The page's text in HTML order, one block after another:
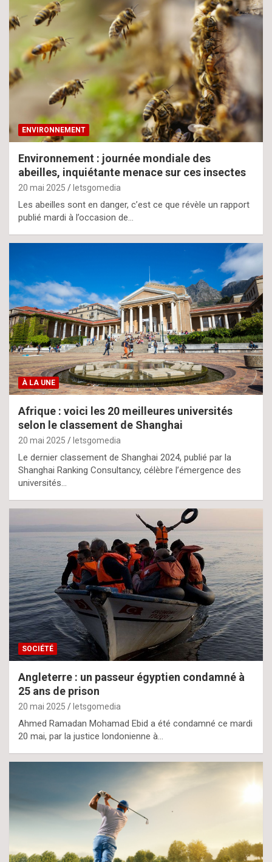
ENVIRONNEMENT
Environnement : journée mondiale des
abeilles, inquiétante menace sur ces insectes
20 mai 2025 letsgomedia
Les abeilles sont en danger, c’est ce que révèle un rapport
publié mardi à l’occasion de…
À LA UNE
Afrique : voici les 20 meilleures universités
selon le classement de Shanghai
20 mai 2025 letsgomedia
Le dernier classement de Shanghai 2024, publié par la
Shanghai Ranking Consultancy, célèbre l’émergence des
universités…
SOCIÉTÉ
Angleterre : un passeur égyptien condamné à
25 ans de prison
20 mai 2025 letsgomedia
Ahmed Ramadan Mohamad Ebid a été condamné ce mardi
20 mai, par la justice londonienne à…